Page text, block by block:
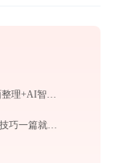
小智桌面下载与使用教程：免费Windows桌面整理+AI智能搜索效率工具
UltraEdit文本编辑器全面指南：从安装到高级技巧一篇就够（附快捷键大全）